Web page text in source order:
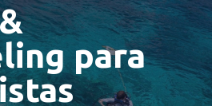
para